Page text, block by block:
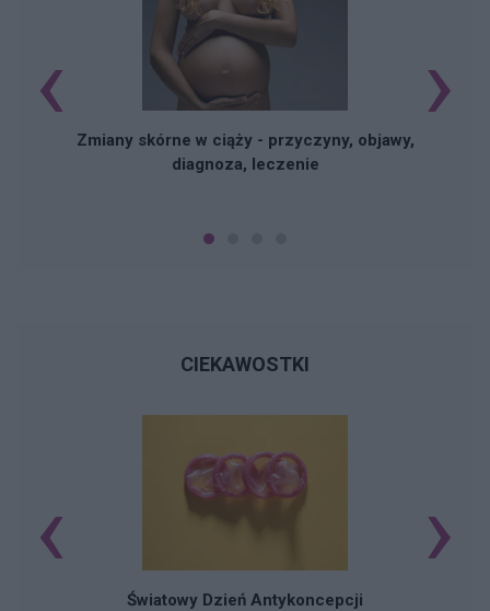
Zmiany skórne w ciąży - przyczyny, objawy,
diagnoza, leczenie
‹ ›
CIEKAWOSTKI
Światowy Dzień Antykoncepcji
‹ ›